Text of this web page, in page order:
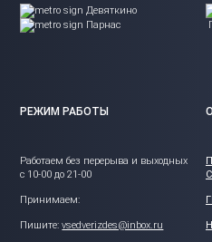
Девяткино
Парнас
РЕЖИМ РАБОТЫ
Работаем без перерыва и выходных
с 10-00 до 21-00
Принимаем:
Пишите:vsedverizdes@inbox.ru